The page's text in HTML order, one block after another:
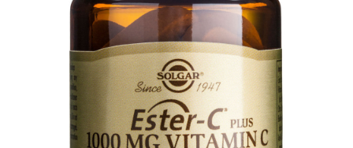
Healthy Origins
Jarrow Formulas
Life Extension